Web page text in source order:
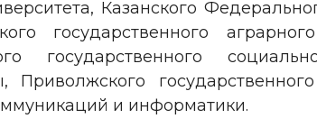
Казанского
государственного
государственного
Приволжского
и информатики.